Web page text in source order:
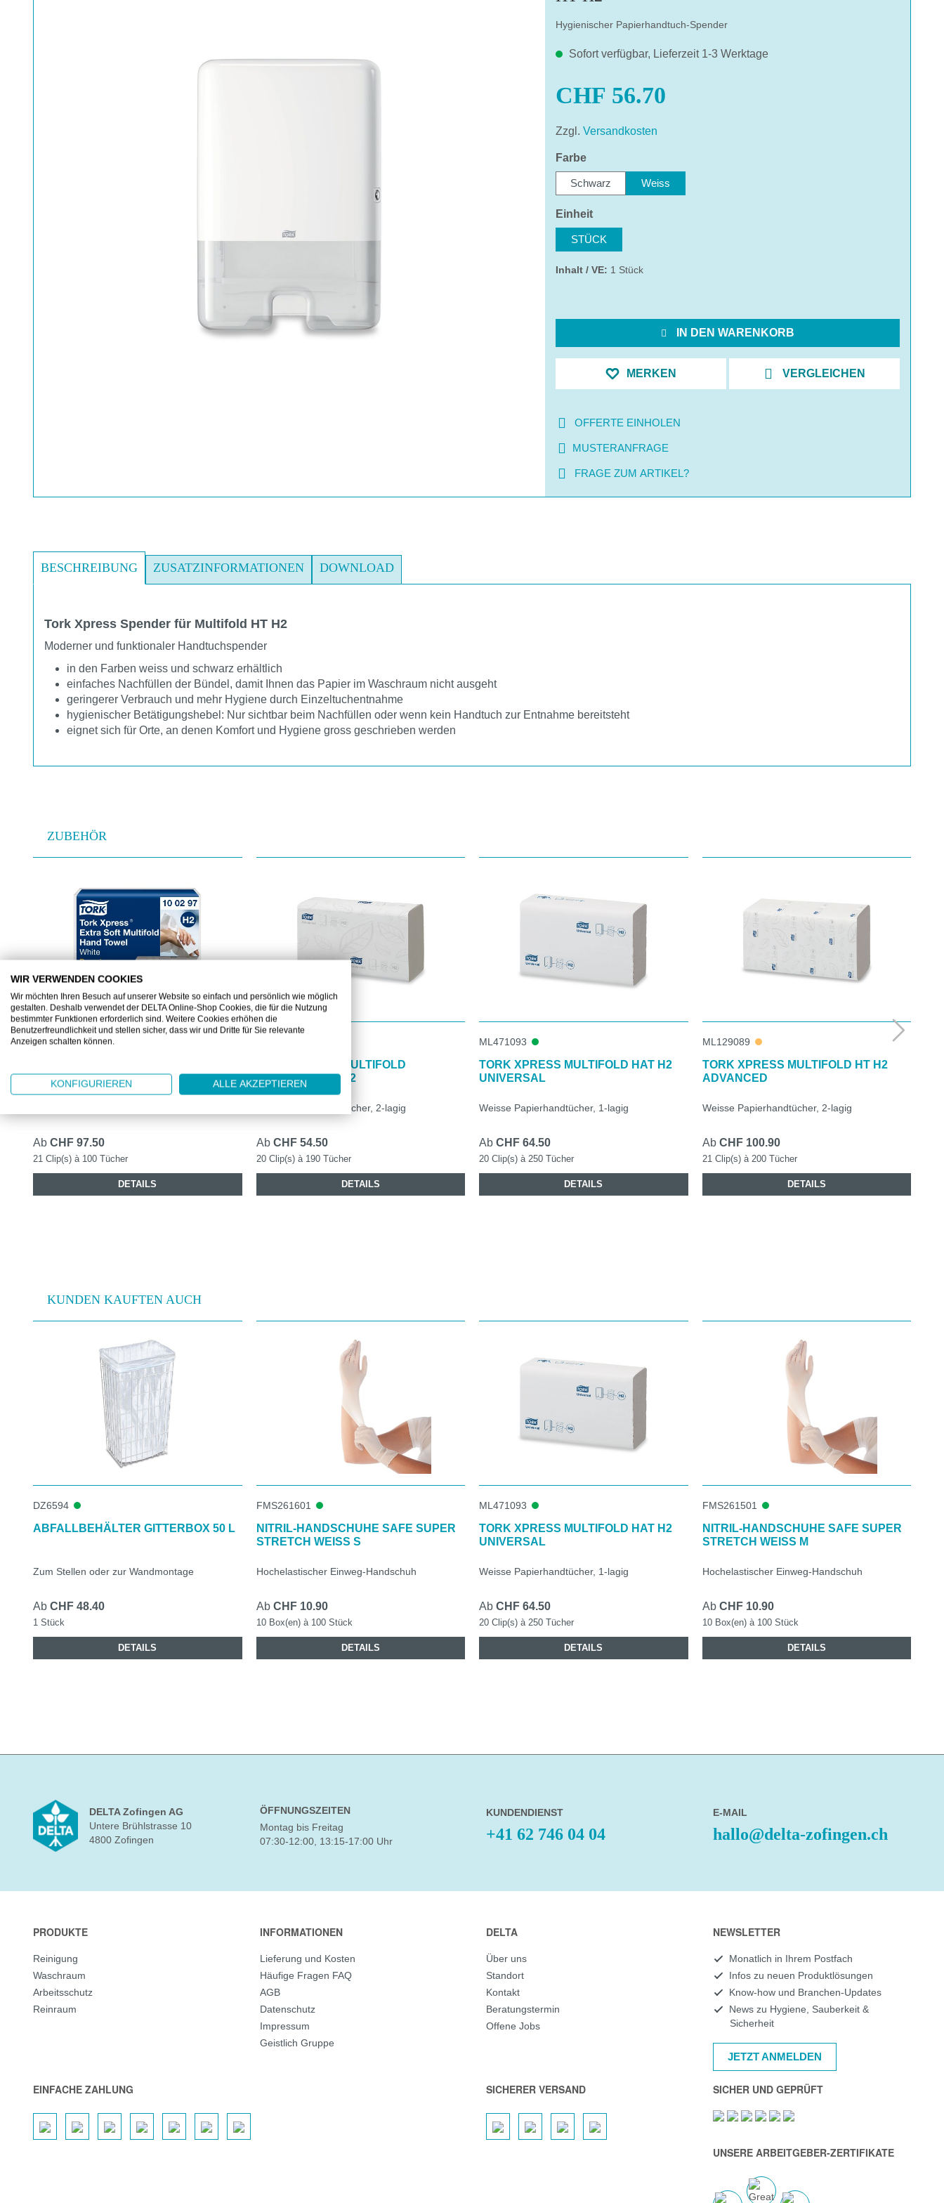
Hygienischer Papierhandtuch-Spender
Sofort verfügbar, Lieferzeit 1-3 Werktage
CHF 56.70
Zzgl. Versandkosten
Farbeauswählen
Schwarz Weiss
Einheitauswählen
STÜCK
Inhalt / VE: 1 Stück
IN DEN WARENKORB
MERKEN VERGLEICHEN
OFFERTE EINHOLEN
MUSTERANFRAGE
FRAGE ZUM ARTIKEL?
BESCHREIBUNG ZUSATZINFORMATIONEN DOWNLOAD
Tork Xpress Spender für Multifold HT H2
Moderner und funktionaler Handtuchspender
in den Farben weiss und schwarz erhältlich
einfaches Nachfüllen der Bündel, damit Ihnen das Papier im Waschraum nicht ausgeht
geringerer Verbrauch und mehr Hygiene durch Einzeltuchentnahme
hygienischer Betätigungshebel: Nur sichtbar beim Nachfüllen oder wenn kein Handtuch zur Entnahme bereitsteht
eignet sich für Orte, an denen Komfort und Hygiene gross geschrieben werden
ZUBEHÖR
Produktgalerie überspringen
ML100297
MULTIFOLD HT H2 PREMIUM
Ab CHF 97.50
21 Clip(s) à 100 Tücher
DETAILS
TORK XPRESS MULTIFOLD
HANDTÜCHER H2
Weisse Papierhandtücher, 2-lagig
Ab CHF 54.50
20 Clip(s) à 190 Tücher
DETAILS
ML471093
TORK XPRESS MULTIFOLD HAT H2
UNIVERSAL
Weisse Papierhandtücher, 1-lagig
Ab CHF 64.50
20 Clip(s) à 250 Tücher
DETAILS
ML129089
TORK XPRESS MULTIFOLD HT H2
ADVANCED
Weisse Papierhandtücher, 2-lagig
Ab CHF 100.90
21 Clip(s) à 200 Tücher
DETAILS
KUNDEN KAUFTEN AUCH
Produktgalerie überspringen
DZ6594
ABFALLBEHÄLTER GITTERBOX 50 L
Zum Stellen oder zur Wandmontage
Ab CHF 48.40
1 Stück
DETAILS
FMS261601
NITRIL-HANDSCHUHE SAFE SUPER
STRETCH WEISS S
Hochelastischer Einweg-Handschuh
Ab CHF 10.90
10 Box(en) à 100 Stück
DETAILS
ML471093
TORK XPRESS MULTIFOLD HAT H2
UNIVERSAL
Weisse Papierhandtücher, 1-lagig
Ab CHF 64.50
20 Clip(s) à 250 Tücher
DETAILS
FMS261501
NITRIL-HANDSCHUHE SAFE SUPER
STRETCH WEISS M
Hochelastischer Einweg-Handschuh
Ab CHF 10.90
10 Box(en) à 100 Stück
DETAILS
DELTA Zofingen AG
Untere Brühlstrasse 10
4800 Zofingen
ÖFFNUNGSZEITEN
Montag bis Freitag
07:30-12:00, 13:15-17:00 Uhr
KUNDENDIENST
+41 62 746 04 04
E-MAIL
hallo@delta-zofingen.ch
PRODUKTE
Reinigung
Waschraum
Arbeitsschutz
Reinraum
INFORMATIONEN
Lieferung und Kosten
Häufige Fragen FAQ
AGB
Datenschutz
Impressum
Geistlich Gruppe
DELTA
Über uns
Standort
Kontakt
Beratungstermin
Offene Jobs
NEWSLETTER
Monatlich in Ihrem Postfach
Infos zu neuen Produktlösungen
Know-how und Branchen-Updates
News zu Hygiene, Sauberkeit &
Sicherheit
JETZT ANMELDEN
EINFACHE ZAHLUNG SICHERER VERSAND SICHER UND GEPRÜFT
UNSERE ARBEITGEBER-ZERTIFIKATE
WIR VERWENDEN COOKIES
Wir möchten Ihren Besuch auf unserer Website so einfach und persönlich wie möglich
gestalten. Deshalb verwendet der DELTA Online-Shop Cookies, die für die Nutzung
bestimmter Funktionen erforderlich sind. Weitere Cookies erhöhen die
Benutzerfreundlichkeit und stellen sicher, dass wir und Dritte für Sie relevante
Anzeigen schalten können.
KONFIGURIEREN ALLE AKZEPTIEREN